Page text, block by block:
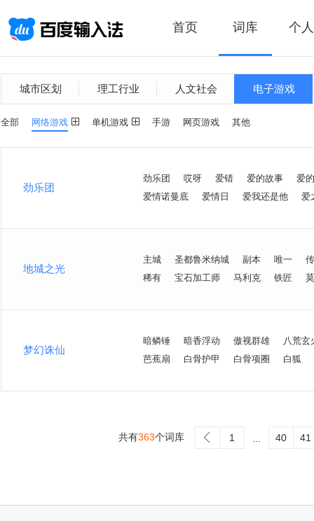
首页 词库 个
城市区划 理工行业 人文社会 电子游戏
全部 网络游戏 单机游戏 手游 网页游戏 其他
劲乐团
劲乐团 哎呀 爱错 爱的故事
爱
爱情诺曼底
爱情日 爱我还是他 爱
地城之光
主城 圣都鲁米纳城 副本 唯一
稀有
宝石加工师 马利克 铁匠
梦幻诛仙
暗鳞锤 暗香浮动 傲视群雄
八荒玄
芭蕉扇
白骨护甲 白骨项圈 白狐
共有363个词库 1 40 41